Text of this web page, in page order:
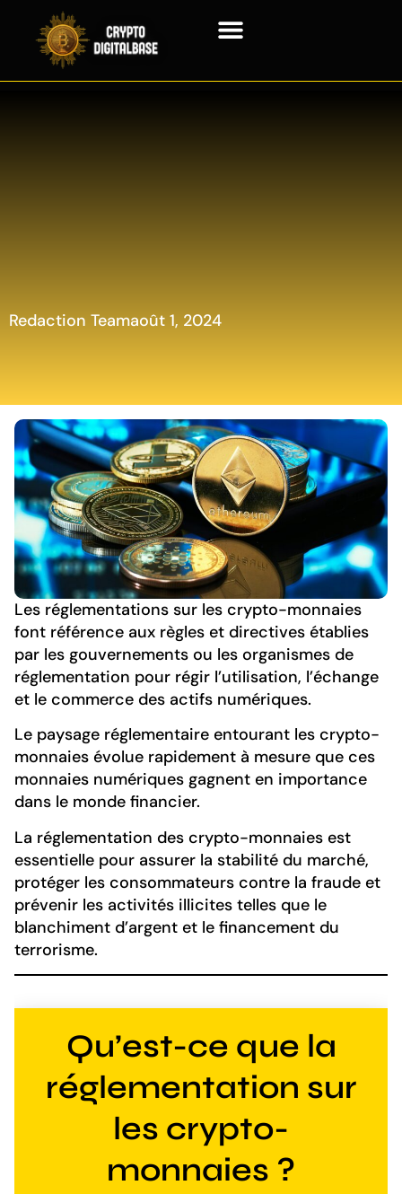
Redaction Teamaoût 1, 2024
Les réglementations sur les crypto-monnaies
font référence aux règles et directives établies
par les gouvernements ou les organismes de
réglementation pour régir l’utilisation, l’échange
et le commerce des actifs numériques.
Le paysage réglementaire entourant les crypto-
monnaies évolue rapidement à mesure que ces
monnaies numériques gagnent en importance
dans le monde financier.
La réglementation des crypto-monnaies est
essentielle pour assurer la stabilité du marché,
protéger les consommateurs contre la fraude et
prévenir les activités illicites telles que le
blanchiment d’argent et le financement du
terrorisme.
Qu’est-ce que la
réglementation sur
les crypto-
monnaies ?